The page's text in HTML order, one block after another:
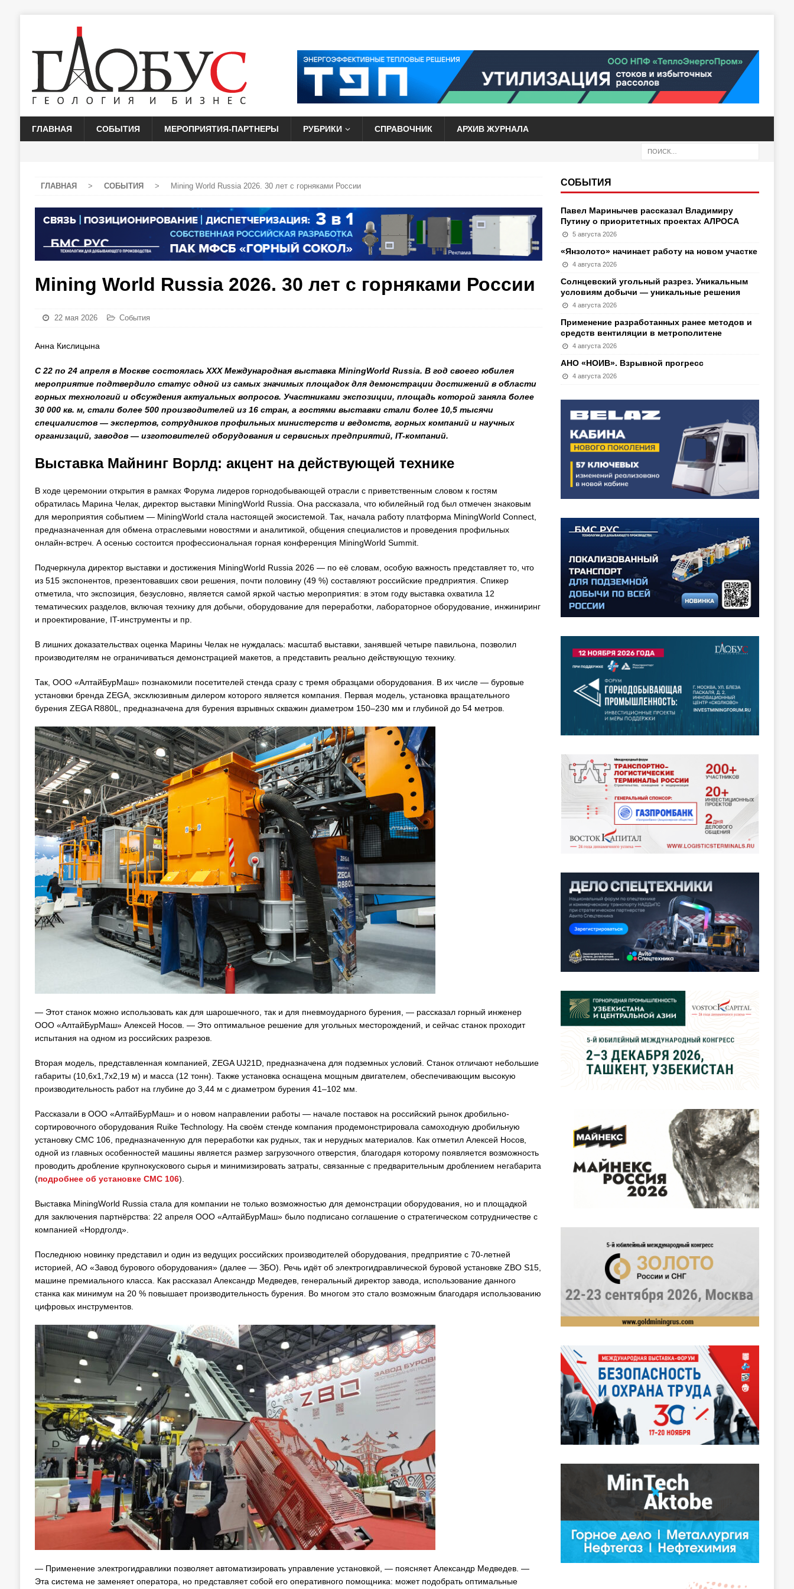
ГЛАВНАЯ СОБЫТИЯ МЕРОПРИЯТИЯ-ПАРТНЕРЫ РУБРИКИ СПРАВОЧНИК АРХИВ ЖУРНАЛА
ГЛАВНАЯ > СОБЫТИЯ > Mining World Russia 2026. 30 лет с горняками России
Mining World Russia 2026. 30 лет с горняками России
22 мая 2026 События
Анна Кислицына
С 22 по 24 апреля в Москве состоялась XXX Международная выставка MiningWorld Russia. В год своего юбилея
мероприятие подтвердило статус одной из самых значимых площадок для демонстрации достижений в области
горных технологий и обсуждения актуальных вопросов. Участниками экспозиции, площадь которой заняла более
30 000 кв. м, стали более 500 производителей из 16 стран, а гостями выставки стали более 10,5 тысячи
специалистов — экспертов, сотрудников профильных министерств и ведомств, горных компаний и научных
организаций, заводов — изготовителей оборудования и сервисных предприятий, IT-компаний.
Выставка Майнинг Ворлд: акцент на действующей технике
В ходе церемонии открытия в рамках Форума лидеров горнодобывающей отрасли с приветственным словом к гостям
обратилась Марина Челак, директор выставки MiningWorld Russia. Она рассказала, что юбилейный год был отмечен знаковым
для мероприятия событием — MiningWorld стала настоящей экосистемой. Так, начала работу платформа MiningWorld Connect,
предназначенная для обмена отраслевыми новостями и аналитикой, общения специалистов и проведения профильных
онлайн-встреч. А осенью состоится профессиональная горная конференция MiningWorld Summit.
Подчеркнула директор выставки и достижения MiningWorld Russia 2026 — по её словам, особую важность представляет то, что
из 515 экспонентов, презентовавших свои решения, почти половину (49 %) составляют российские предприятия. Спикер
отметила, что экспозиция, безусловно, является самой яркой частью мероприятия: в этом году выставка охватила 12
тематических разделов, включая технику для добычи, оборудование для переработки, лабораторное оборудование, инжиниринг
и проектирование, IT-инструменты и пр.
В лишних доказательствах оценка Марины Челак не нуждалась: масштаб выставки, занявшей четыре павильона, позволил
производителям не ограничиваться демонстрацией макетов, а представить реально действующую технику.
Так, ООО «АлтайБурМаш» познакомили посетителей стенда сразу с тремя образцами оборудования. В их числе — буровые
установки бренда ZEGA, эксклюзивным дилером которого является компания. Первая модель, установка вращательного
бурения ZEGA R880L, предназначена для бурения взрывных скважин диаметром 150–230 мм и глубиной до 54 метров.
— Этот станок можно использовать как для шарошечного, так и для пневмоударного бурения, — рассказал горный инженер
ООО «АлтайБурМаш» Алексей Носов. — Это оптимальное решение для угольных месторождений, и сейчас станок проходит
испытания на одном из российских разрезов.
Вторая модель, представленная компанией, ZEGA UJ21D, предназначена для подземных условий. Станок отличают небольшие
габариты (10,6х1,7х2,19 м) и масса (12 тонн). Также установка оснащена мощным двигателем, обеспечивающим высокую
производительность работ на глубине до 3,44 м с диаметром бурения 41–102 мм.
Рассказали в ООО «АлтайБурМаш» и о новом направлении работы — начале поставок на российский рынок дробильно-
сортировочного оборудования Ruike Technology. На своём стенде компания продемонстрировала самоходную дробильную
установку CMC 106, предназначенную для переработки как рудных, так и нерудных материалов. Как отметил Алексей Носов,
одной из главных особенностей машины является размер загрузочного отверстия, благодаря которому появляется возможность
проводить дробление крупнокускового сырья и минимизировать затраты, связанные с предварительным дроблением негабарита
(подробнее об установке CMC 106).
Выставка MiningWorld Russia стала для компании не только возможностью для демонстрации оборудования, но и площадкой
для заключения партнёрства: 22 апреля ООО «АлтайБурМаш» было подписано соглашение о стратегическом сотрудничестве с
компанией «Нордголд».
Последнюю новинку представил и один из ведущих российских производителей оборудования, предприятие с 70-летней
историей, АО «Завод бурового оборудования» (далее — ЗБО). Речь идёт об электрогидравлической буровой установке ZBO S15,
машине премиального класса. Как рассказал Александр Медведев, генеральный директор завода, использование данного
станка как минимум на 20 % повышает производительность бурения. Во многом это стало возможным благодаря использованию
цифровых инструментов.
— Применение электрогидравлики позволяет автоматизировать управление установкой, — поясняет Александр Медведев. —
Эта система не заменяет оператора, но представляет собой его оперативного помощника: может подобрать оптимальные
СОБЫТИЯ
Павел Маринычев рассказал Владимиру
Путину о приоритетных проектах АЛРОСА
5 августа 2026
«Янзолото» начинает работу на новом участке
4 августа 2026
Солнцевский угольный разрез. Уникальным
условиям добычи — уникальные решения
4 августа 2026
Применение разработанных ранее методов и
средств вентиляции в метрополитене
4 августа 2026
АНО «НОИВ». Взрывной прогресс
4 августа 2026